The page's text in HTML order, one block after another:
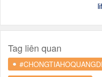
Tag liên quan